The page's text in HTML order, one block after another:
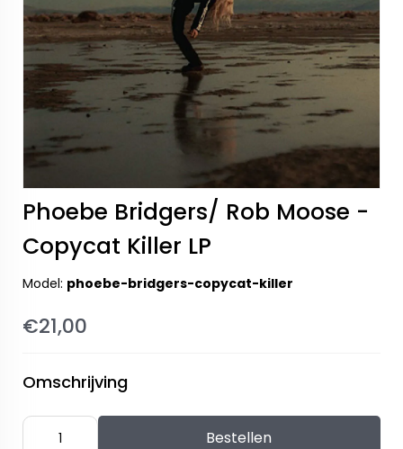
Phoebe Bridgers/ Rob Moose -
Copycat Killer LP
Model: phoebe-bridgers-copycat-killer
€21,00
Omschrijving
Bestellen